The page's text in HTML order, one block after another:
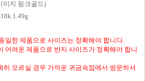
미지 핑크골드)
1.49g
일한 제품으로 사이즈는 정확해야 합니다.
어려운 제품으로 반지 사이즈가 정확해야 합니
모르실 경우 가까운 귀금속점에서 방문하셔